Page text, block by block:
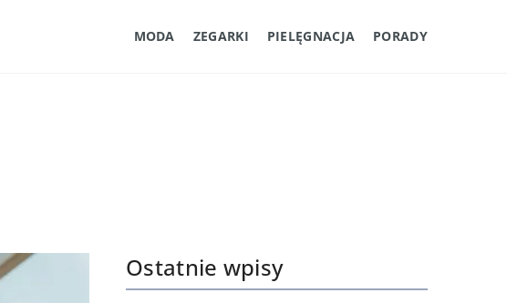
MODA ZEGARKI PIELĘGNACJA PORADY
Ostatnie wpisy